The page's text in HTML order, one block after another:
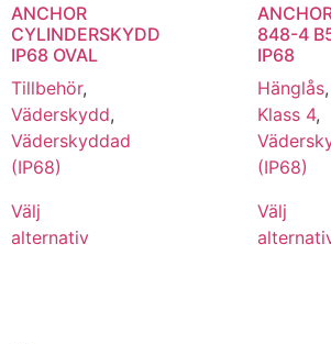
ANCHOR
CYLINDERSKYDD
IP68 OVAL
Tillbehör,
Väderskydd,
Väderskyddad
(IP68)
Välj
alternativ
848-4
IP68
Hänglås,
Klass 4,
(IP68)
Välj